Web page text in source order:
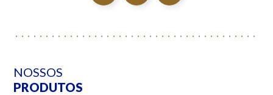
NOSSOS
PRODUTOS